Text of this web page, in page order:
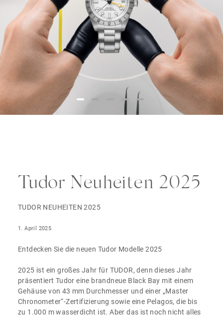
Tudor Neuheiten 2025
TUDOR NEUHEITEN 2025
1. April 2025
Entdecken Sie die neuen Tudor Modelle 2025
2025 ist ein großes Jahr für TUDOR, denn dieses Jahr
präsentiert Tudor eine brandneue Black Bay mit einem
Gehäuse von 43 mm Durchmesser und einer „Master
Chronometer“-Zertifizierung sowie eine Pelagos, die bis
zu 1.000 m wasserdicht ist. Aber das ist noch nicht alles